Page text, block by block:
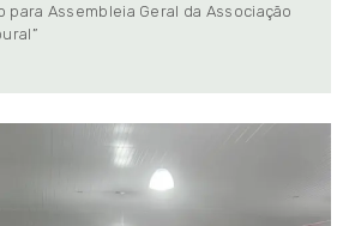
para Assembleia Geral da Associação